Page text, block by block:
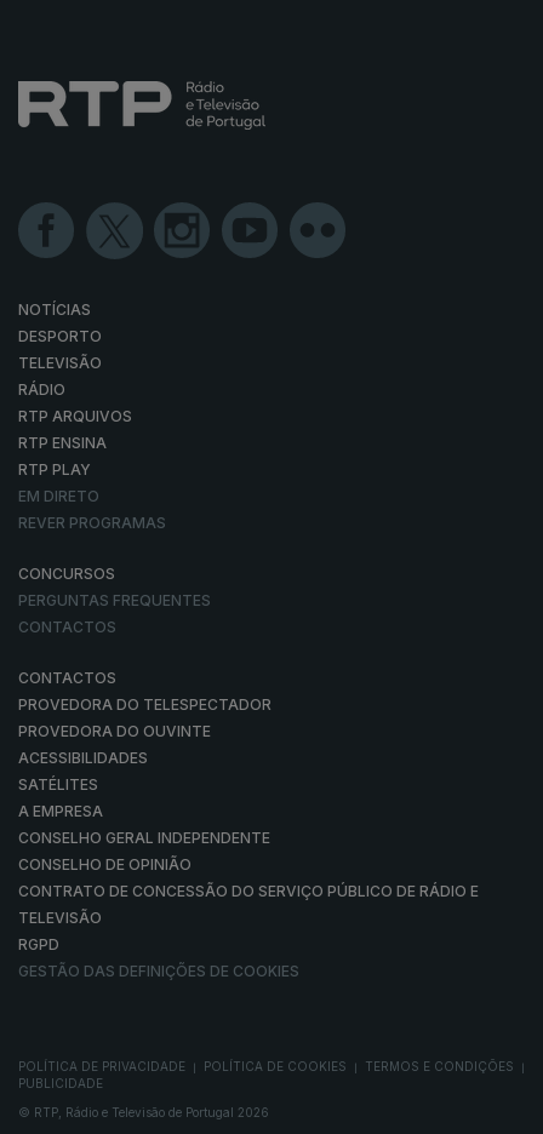
NOTÍCIAS
DESPORTO
TELEVISÃO
RÁDIO
RTP ARQUIVOS
RTP ENSINA
RTP PLAY
EM DIRETO
REVER PROGRAMAS
CONCURSOS
PERGUNTAS FREQUENTES
CONTACTOS
CONTACTOS
PROVEDORA DO TELESPECTADOR
PROVEDORA DO OUVINTE
ACESSIBILIDADES
SATÉLITES
A EMPRESA
CONSELHO GERAL INDEPENDENTE
CONSELHO DE OPINIÃO
CONTRATO DE CONCESSÃO DO SERVIÇO PÚBLICO DE RÁDIO E
TELEVISÃO
RGPD
GESTÃO DAS DEFINIÇÕES DE COOKIES
POLÍTICA DE PRIVACIDADE POLÍTICA DE COOKIES TERMOS E CONDIÇÕES
PUBLICIDADE
© RTP, Rádio e Televisão de Portugal 2026